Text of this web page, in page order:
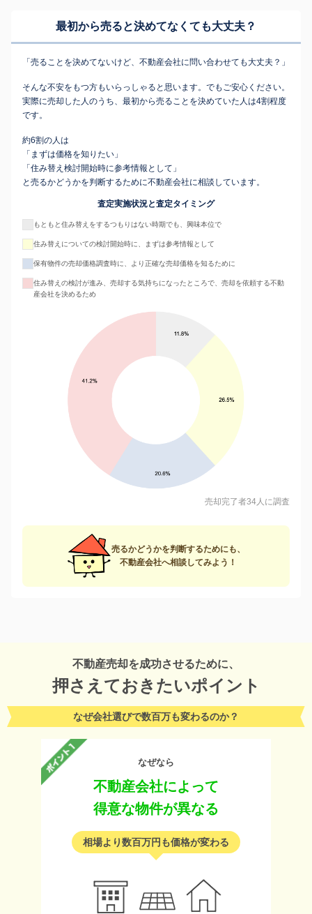
最初から売ると決めてなくても大丈夫？
「売ることを決めてないけど、不動産会社に問い合わせても大丈夫？」
そんな不安をもつ方もいらっしゃると思います。でもご安心ください。
実際に売却した人のうち、最初から売ることを決めていた人は4割程度
です。
約6割の人は
「まずは価格を知りたい」
「住み替え検討開始時に参考情報として」
と売るかどうかを判断するために不動産会社に相談しています。
査定実施状況と査定タイミング
もともと住み替えをするつもりはない時期でも、興味本位で
住み替えについての検討開始時に、まずは参考情報として
保有物件の売却価格調査時に、より正確な売却価格を知るために
住み替えの検討が進み、売却する気持ちになったところで、売却を依頼する不動
産会社を決めるため
売却完了者34人に調査
売るかどうかを判断するためにも、
不動産会社へ相談してみよう！
不動産売却を成功させるために、
押さえておきたいポイント
なぜ会社選びで数百万も変わるのか？
なぜなら
不動産会社によって
得意な物件が異なる
相場より数百万円も価格が変わる